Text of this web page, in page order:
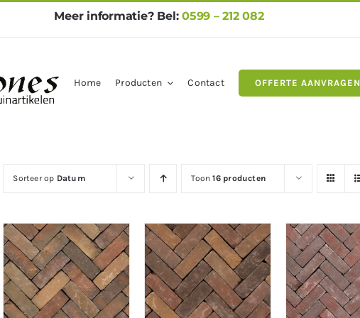
Meer informatie? Bel:0599 – 212 082
Home Producten Contact OFFERTE AANVRAGEN
Sorteer op Datum Toon16 producten